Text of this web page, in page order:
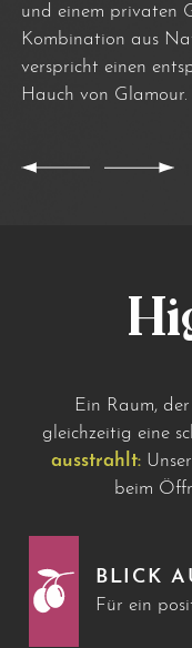
und einem privaten
Kombination aus
verspricht einen
Hauch von Glamour.
Ein Raum,
gleichzeitig eine
ausstrahlt:
beim
BLICK
Für ein